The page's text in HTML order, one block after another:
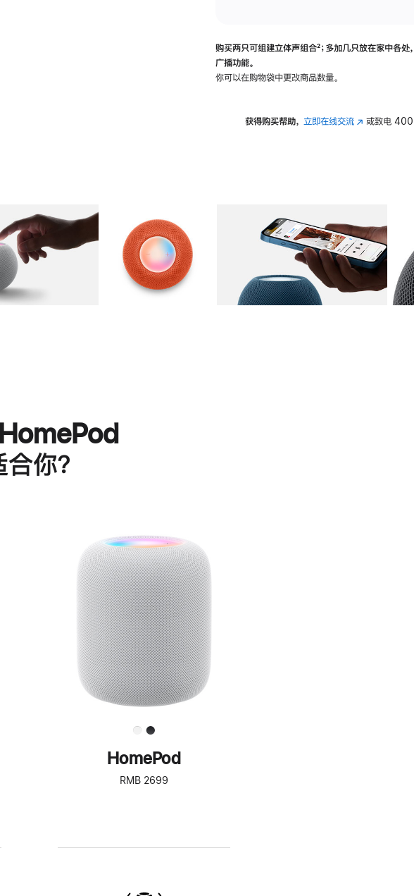
购买两只可组建立体声组合脚
²；多加几只放在家中各处
广播功能。
你可以在购物袋中更改商品数量。
获得购买帮助， 立即在线交流(在 或致电
图库 图像 图库 图像 图库 图像 4
你？
进
一
步
了
解
HomePod<
HomePod
RMB 2699